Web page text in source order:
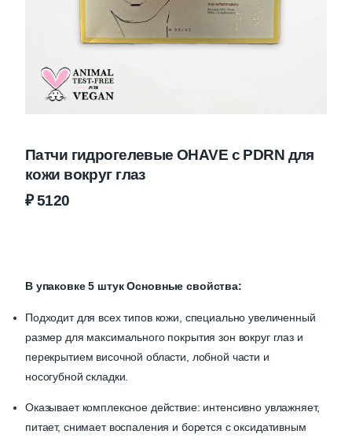
Патчи гидрогелевые OHAVE с PDRN для
кожи вокруг глаз
₽5120
В упаковке 5 штук Основные свойства:
Подходит для всех типов кожи, специально увеличенный
размер для максимального покрытия зон вокруг глаз и
перекрытием височной области, лобной части и
носогубной складки.
Оказывает комплексное действие: интенсивно увлажняет,
питает, снимает воспаления и борется с оксидативным